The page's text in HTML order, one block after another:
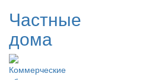
Частные
дома